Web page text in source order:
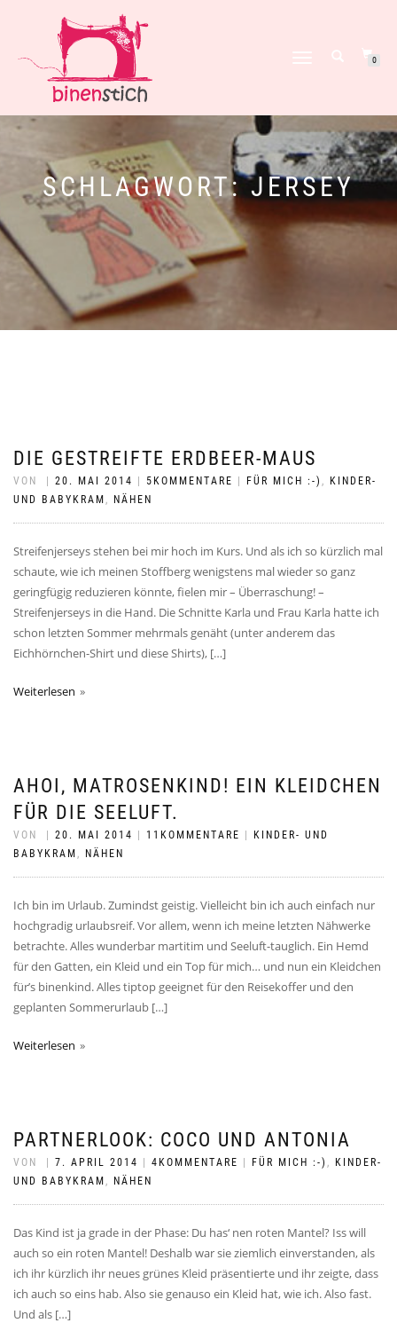
0
SCHLAGWORT:JERSEY
DIE GESTREIFTE ERDBEER-MAUS
VON 20. MAI 2014 5KOMMENTARE FÜR MICH :-) ,
KINDER-
UND BABYKRAM , NÄHEN
Streifenjerseys stehen bei mir hoch im Kurs. Und als ich so kürzlich mal
schaute, wie ich meinen Stoffberg wenigstens mal wieder so ganz
geringfügig reduzieren könnte, fielen mir – Überraschung! –
Streifenjerseys in die Hand. Die Schnitte Karla und Frau Karla hatte ich
schon letzten Sommer mehrmals genäht (unter anderem das
Eichhörnchen-Shirt und diese Shirts), […]
Weiterlesen
AHOI, MATROSENKIND! EIN KLEIDCHEN
FÜR DIE SEELUFT.
VON 20. MAI 2014 11KOMMENTARE
KINDER- UND
BABYKRAM , NÄHEN
Ich bin im Urlaub. Zumindst geistig. Vielleicht bin ich auch einfach nur
hochgradig urlaubsreif. Vor allem, wenn ich meine letzten Nähwerke
betrachte. Alles wunderbar martitim und Seeluft-tauglich. Ein Hemd
für den Gatten, ein Kleid und ein Top für mich… und nun ein Kleidchen
für’s binenkind. Alles tiptop geeignet für den Reisekoffer und den
geplanten Sommerurlaub […]
Weiterlesen
PARTNERLOOK: COCO UND ANTONIA
VON 7. APRIL 2014 4KOMMENTARE FÜR MICH :-) ,
KINDER-
UND BABYKRAM , NÄHEN
Das Kind ist ja grade in der Phase: Du has‘ nen roten Mantel? Iss will
auch so ein roten Mantel! Deshalb war sie ziemlich einverstanden, als
ich ihr kürzlich ihr neues grünes Kleid präsentierte und ihr zeigte, dass
ich auch so eins hab. Also sie genauso ein Kleid hat, wie ich. Also fast.
Und als […]